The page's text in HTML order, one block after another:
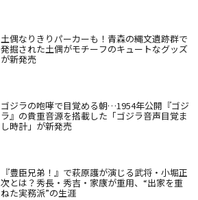
土偶なりきりパーカーも！青森の縄文遺跡群で
発掘された土偶がモチーフのキュートなグッズ
が新発売
ゴジラの咆哮で目覚める朝…1954年公開『ゴジ
ラ』の貴重音源を搭載した「ゴジラ音声目覚ま
し時計」が新発売
『豊臣兄弟！』で萩原護が演じる武将・小堀正
次とは？秀長・秀吉・家康が重用、“出家を重
ねた実務派”の生涯